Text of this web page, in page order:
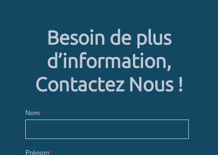
Besoin de plus
d’information,
Contactez Nous !